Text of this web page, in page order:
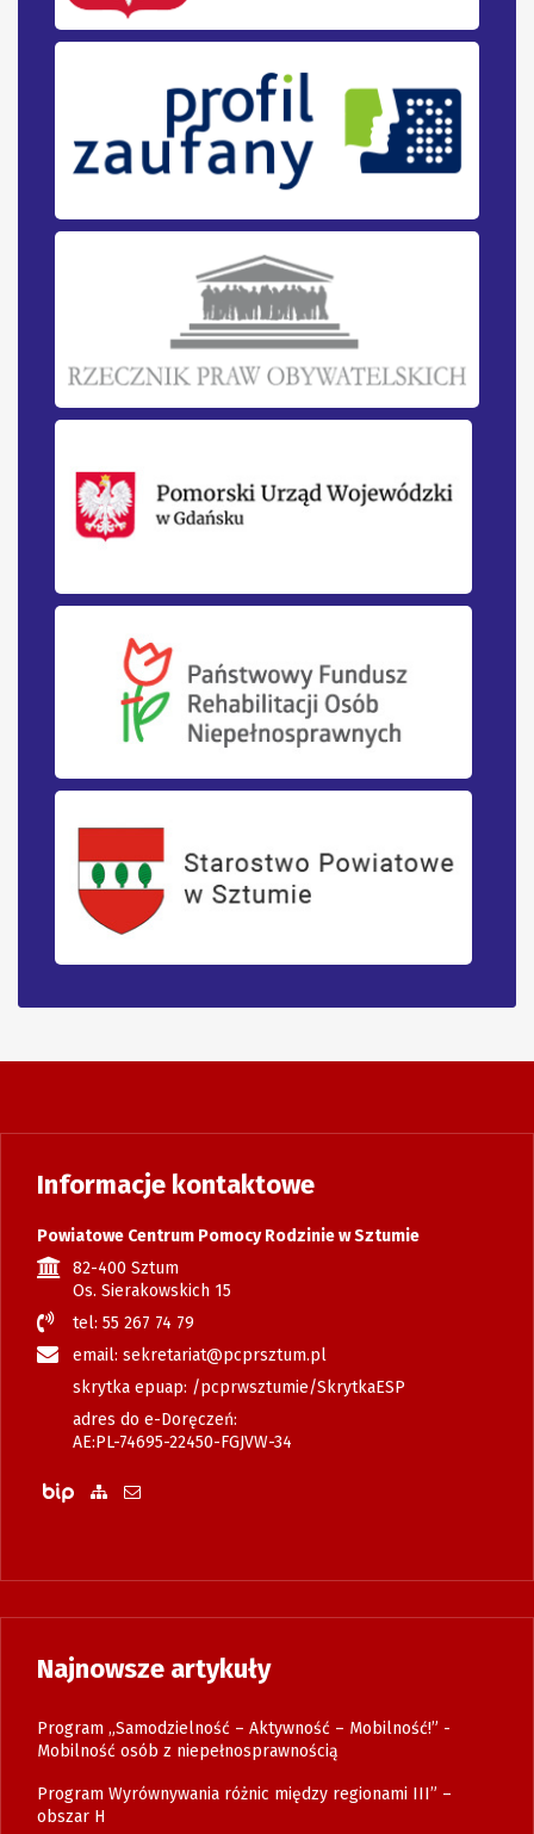
Informacje kontaktowe
Powiatowe Centrum Pomocy Rodzinie w Sztumie
82-400 Sztum
Os. Sierakowskich 15
tel: 55 267 74 79
email: sekretariat@pcprsztum.pl
skrytka epuap: /pcprwsztumie/SkrytkaESP
adres do e-Doręczeń:
AE:PL-74695-22450-FGJVW-34
Biuletyn Informacji Publicznej
Zobacz mapę strony
Wyślij email
Najnowsze artykuły
Program „Samodzielność – Aktywność – Mobilność!” -
Mobilność osób z niepełnosprawnością
Program Wyrównywania różnic między regionami III” –
obszar H